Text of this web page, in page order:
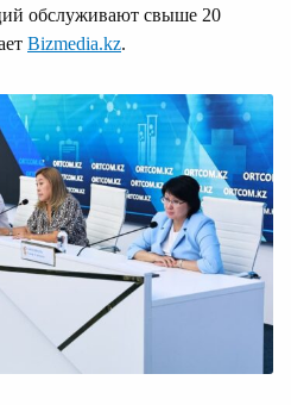
обслуживают свыше 20
Bizmedia.kz.